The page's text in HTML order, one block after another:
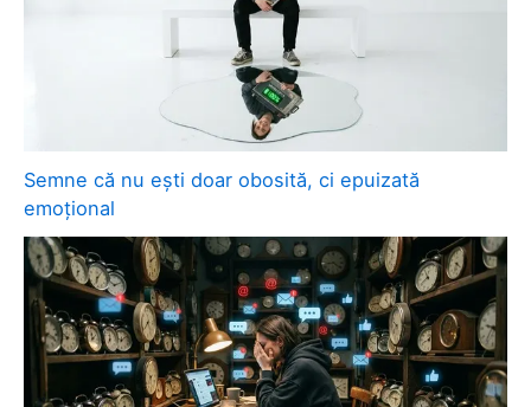
Semne că nu ești doar obosită, ci epuizată
emoțional